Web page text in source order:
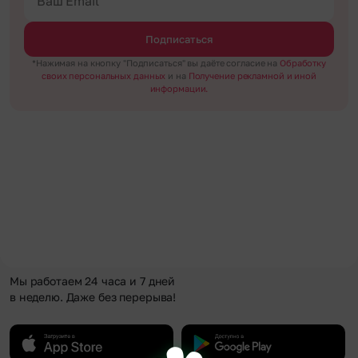
Подписаться
*Нажимая на кнопку "Подписаться" вы даёте согласие на Обработку
своих персональных данных и на Получение рекламной и иной
информации.
Мы работаем 24 часа и 7 дней
в неделю. Даже без перерыва!